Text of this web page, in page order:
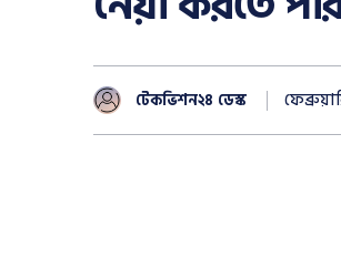
টেকভিশন২৪ ডেস্ক